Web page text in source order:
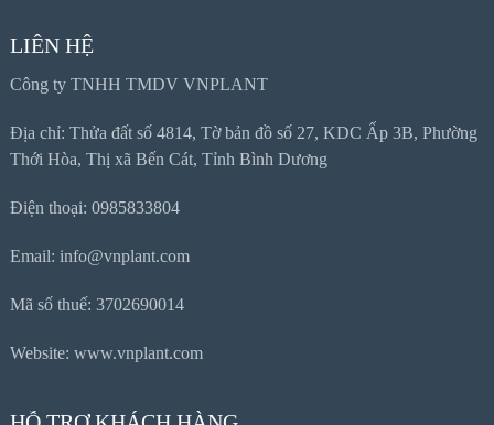
LIÊN HỆ
Công ty TNHH TMDV VNPLANT
Địa chỉ: Thửa đất số 4814, Tờ bản đồ số 27, KDC Ấp 3B, Phường
Thới Hòa, Thị xã Bến Cát, Tỉnh Bình Dương
Điện thoại: 0985833804
Email: info@vnplant.com
Mã số thuế: 3702690014
Website: www.vnplant.com